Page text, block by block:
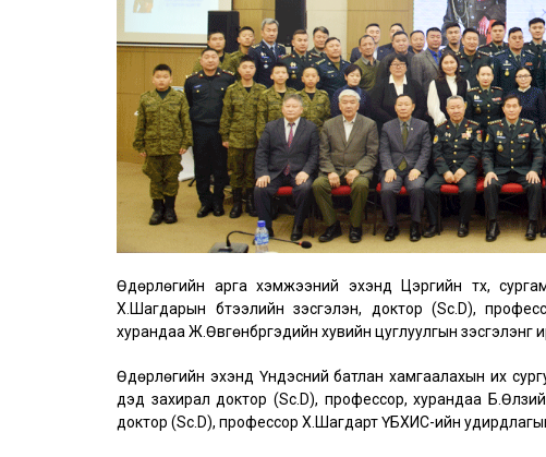
Өдөрлөгийн арга хэмжээний эхэнд Цэргийн түүх,
Х.Шагдарын бүтээлийн үзэсгэлэн, доктор (Sc.D),
хурандаа Ж.Өвгөнбүргэдийн хувийн цуглуулгын үзэсгэлэнг
Өдөрлөгийн эхэнд Үндэсний батлан хамгаалахын их
дэд захирал доктор (Sc.D), профессор, хурандаа
доктор (Sc.D), профессор Х.Шагдарт ҮБХИС-ийн